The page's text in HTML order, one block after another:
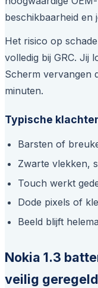
beschikbaarheid en
Het risico op
volledig bij GRC. Jij
Scherm vervangen
minuten.
Typische
Barsten of
Zwarte vlekken,
Touch werkt
Dode pixels of
Beeld blijft
Nokia 1.3
veilig geregeld